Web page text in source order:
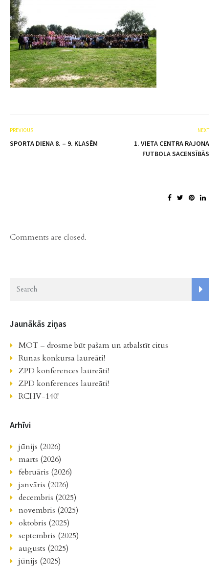
PREVIOUS
SPORTA DIENA 8. – 9. KLASĒM
NEXT
1. VIETA CENTRA RAJONA
FUTBOLA SACENSĪBĀS
Comments are closed.
Jaunākās ziņas
MOT – drosme būt pašam un atbalstīt citus
Runas konkursa laureāti!
ZPD konferences laureāti!
ZPD konferences laureāti!
RCHV-140!
Arhīvi
jūnijs (2026)
marts (2026)
februāris (2026)
janvāris (2026)
decembris (2025)
novembris (2025)
oktobris (2025)
septembris (2025)
augusts (2025)
jūnijs (2025)